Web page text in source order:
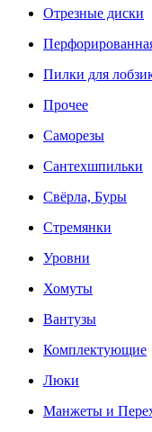
Отрезные диски
Пилки для
Прочее
Саморезы
Сантехшпильки
Свёрла, Буры
Стремянки
Уровни
Хомуты
Вантузы
Комплектующие
Люки
Манжеты и